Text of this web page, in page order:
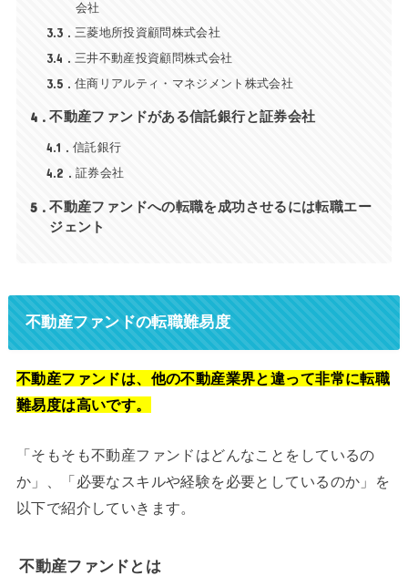
会社
3.3 三菱地所投資顧問株式会社
3.4 三井不動産投資顧問株式会社
3.5 住商リアルティ・マネジメント株式会社
4 不動産ファンドがある信託銀行と証券会社
4.1 信託銀行
4.2 証券会社
5
不動産ファンドへの転職を成功させるには転職エー
ジェント
不動産ファンドの転職難易度
不動産ファンドは、他の不動産業界と違って非常に転職
難易度は高いです。
「そもそも不動産ファンドはどんなことをしているの
か」、「必要なスキルや経験を必要としているのか」を
以下で紹介していきます。
不動産ファンドとは